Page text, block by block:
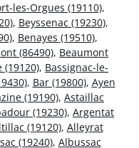
les-Orgues (19110),
, Beyssenac (19230),
, Benayes (19510),
(86490), Beaumont
, Bassignac-le-
, Bar (19800), Ayen
(19190), Astaillac
(19230), Argentat
(19120), Alleyrat
(19240), Albussac